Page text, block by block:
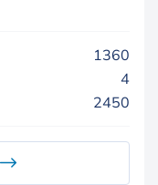
1360
4
2450